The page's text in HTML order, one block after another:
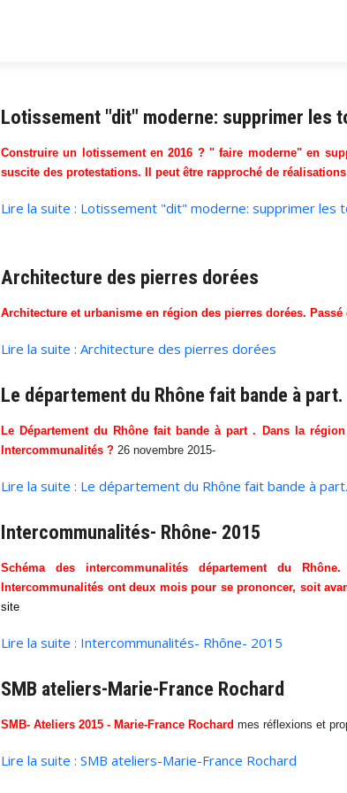
Lotissement "dit" moderne: supprimer les
Construire un lotissement en 2016 ? " faire moderne" en
suscite des protestations. Il peut être rapproché de
Lire la suite : Lotissement "dit" moderne: supprimer les
Architecture des pierres dorées
Architecture et urbanisme en région des pierres dorées.
Lire la suite : Architecture des pierres dorées
Le département du Rhône fait bande à part.
Le Département du Rhône fait bande à part . Dans la
Intercommunalités ? 26 novembre 2015-
Lire la suite : Le département du Rhône fait bande à part.
Intercommunalités- Rhône- 2015
Schéma des intercommunalités département du
Intercommunalités ont deux mois pour se prononcer, soit
site
Lire la suite : Intercommunalités- Rhône- 2015
SMB ateliers-Marie-France Rochard
SMB- Ateliers 2015 - Marie-France Rochard mes réflexions et
Lire la suite : SMB ateliers-Marie-France Rochard